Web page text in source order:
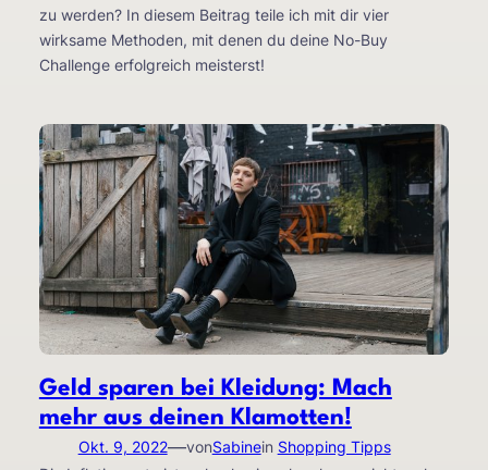
zu werden? In diesem Beitrag teile ich mit dir vier
wirksame Methoden, mit denen du deine No-Buy
Challenge erfolgreich meisterst!
Geld sparen bei Kleidung: Mach
mehr aus deinen Klamotten!
Okt. 9, 2022—vonSabinein Shopping Tipps